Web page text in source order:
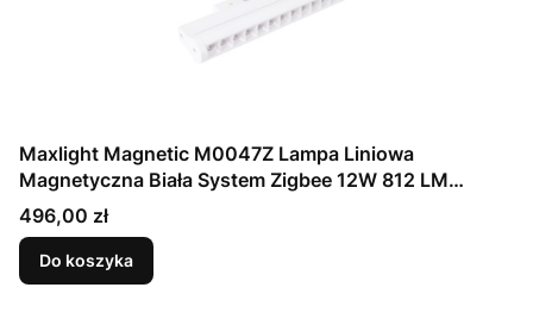
Maxlight Magnetic M0047Z Lampa Liniowa
Magnetyczna Biała System Zigbee 12W 812 LM
2700/5000K
Cena
496,00 zł
Do koszyka